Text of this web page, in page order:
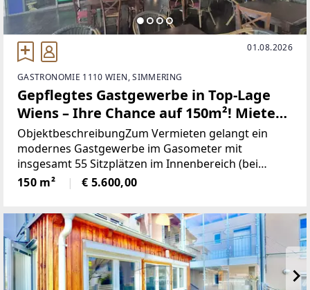
01.08.2026
GASTRONOMIE 1110 WIEN, SIMMERING
Gepflegtes Gastgewerbe in Top-Lage
Wiens – Ihre Chance auf 150m²! Miete
5.600€
ObjektbeschreibungZum Vermieten gelangt ein
modernes Gastgewerbe im Gasometer mit
insgesamt 55 Sitzplätzen im Innenbereich (bei
Feierlichkeiten bis zu 70 Plätze erweiterbar).
Ergänzend stehen ca. 30 Außenplätze sowie 25
150 m² € 5.600,00